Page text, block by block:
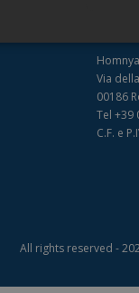
Via
00186
Tel +39
C.F. e
All rights reserved -
Necessari
il sito web
Scadenza
mese